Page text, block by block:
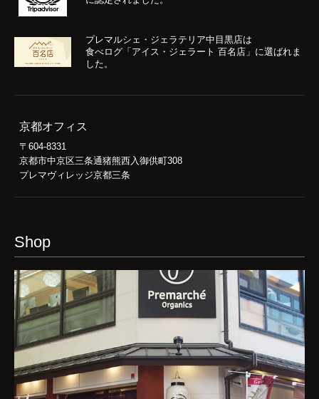
プレマルシェ・ジェラテリア中目黒店は
食べログ「アイス・ジェラート 百名店」に選ばれま
した。
京都オフィス
〒604-8331
京都市中京区三条通猪熊西入御供町308
プレマヴィレッジ京都三条
Shop